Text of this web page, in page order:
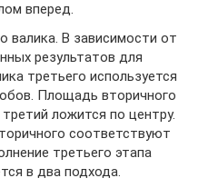
вперед.
валика. В зависимости от
результатов для
третьего используется
Площадь вторичного
ложится по центру.
соответствуют
третьего этапа
в два подхода.